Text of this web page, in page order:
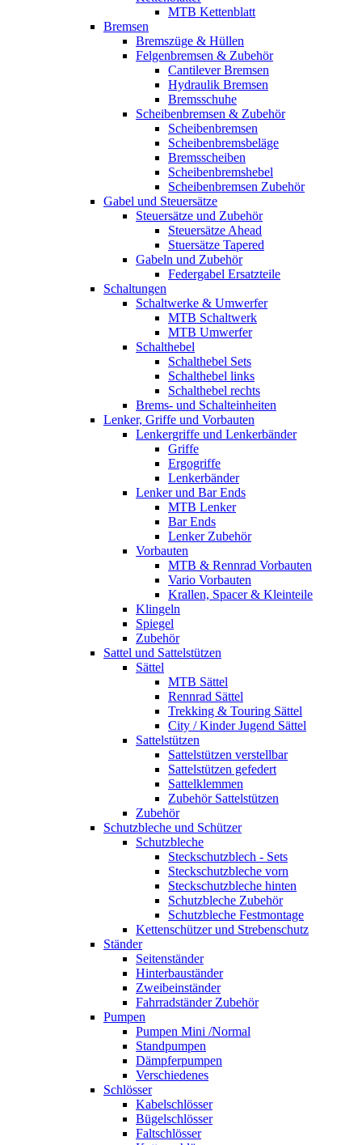
MTB Kettenblatt
Bremsen
Bremszüge & Hüllen
Felgenbremsen & Zubehör
Cantilever Bremsen
Hydraulik Bremsen
Bremsschuhe
Scheibenbremsen & Zubehör
Scheibenbremsen
Scheibenbremsbeläge
Bremsscheiben
Scheibenbremshebel
Scheibenbremsen Zubehör
Gabel und Steuersätze
Steuersätze und Zubehör
Steuersätze Ahead
Stuersätze Tapered
Gabeln und Zubehör
Federgabel Ersatzteile
Schaltungen
Schaltwerke & Umwerfer
MTB Schaltwerk
MTB Umwerfer
Schalthebel
Schalthebel Sets
Schalthebel links
Schalthebel rechts
Brems- und Schalteinheiten
Lenker, Griffe und Vorbauten
Lenkergriffe und Lenkerbänder
Griffe
Ergogriffe
Lenkerbänder
Lenker und Bar Ends
MTB Lenker
Bar Ends
Lenker Zubehör
Vorbauten
MTB & Rennrad Vorbauten
Vario Vorbauten
Krallen, Spacer & Kleinteile
Klingeln
Spiegel
Zubehör
Sattel und Sattelstützen
Sättel
MTB Sättel
Rennrad Sättel
Trekking & Touring Sättel
City / Kinder Jugend Sättel
Sattelstützen
Sattelstützen verstellbar
Sattelstützen gefedert
Sattelklemmen
Zubehör Sattelstützen
Zubehör
Schutzbleche und Schützer
Schutzbleche
Steckschutzblech - Sets
Steckschutzbleche vorn
Steckschutzbleche hinten
Schutzbleche Zubehör
Schutzbleche Festmontage
Kettenschützer und Strebenschutz
Ständer
Seitenständer
Hinterbauständer
Zweibeinständer
Fahrradständer Zubehör
Pumpen
Pumpen Mini /Normal
Standpumpen
Dämpferpumpen
Verschiedenes
Schlösser
Kabelschlösser
Bügelschlösser
Faltschlösser